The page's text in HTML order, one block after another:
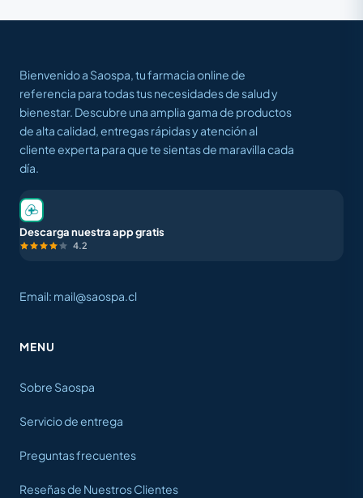
Bienvenido a Saospa, tu farmacia online de
referencia para todas tus necesidades de salud y
bienestar. Descubre una amplia gama de productos
de alta calidad, entregas rápidas y atención al
cliente experta para que te sientas de maravilla cada
día.
Descarga nuestra app gratis
4.2
Email: mail@saospa.cl
MENU
Sobre Saospa
Servicio de entrega
Preguntas frecuentes
Reseñas de Nuestros Clientes